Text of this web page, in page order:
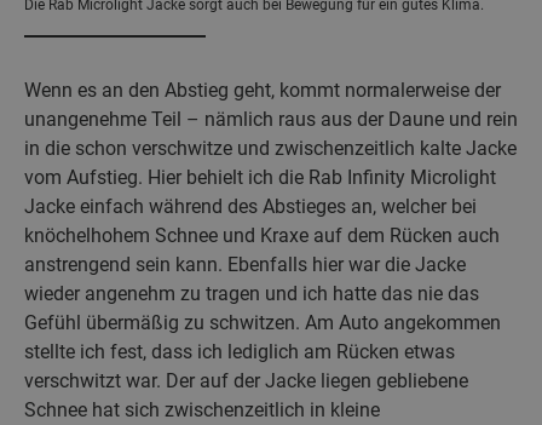
Die Rab Microlight Jacke sorgt auch bei Bewegung für ein gutes Klima.
Wenn es an den Abstieg geht, kommt normalerweise der
unangenehme Teil – nämlich raus aus der Daune und rein
in die schon verschwitze und zwischenzeitlich kalte Jacke
vom Aufstieg. Hier behielt ich die Rab Infinity Microlight
Jacke einfach während des Abstieges an, welcher bei
knöchelhohem Schnee und Kraxe auf dem Rücken auch
anstrengend sein kann. Ebenfalls hier war die Jacke
wieder angenehm zu tragen und ich hatte das nie das
Gefühl übermäßig zu schwitzen. Am Auto angekommen
stellte ich fest, dass ich lediglich am Rücken etwas
verschwitzt war. Der auf der Jacke liegen gebliebene
Schnee hat sich zwischenzeitlich in kleine